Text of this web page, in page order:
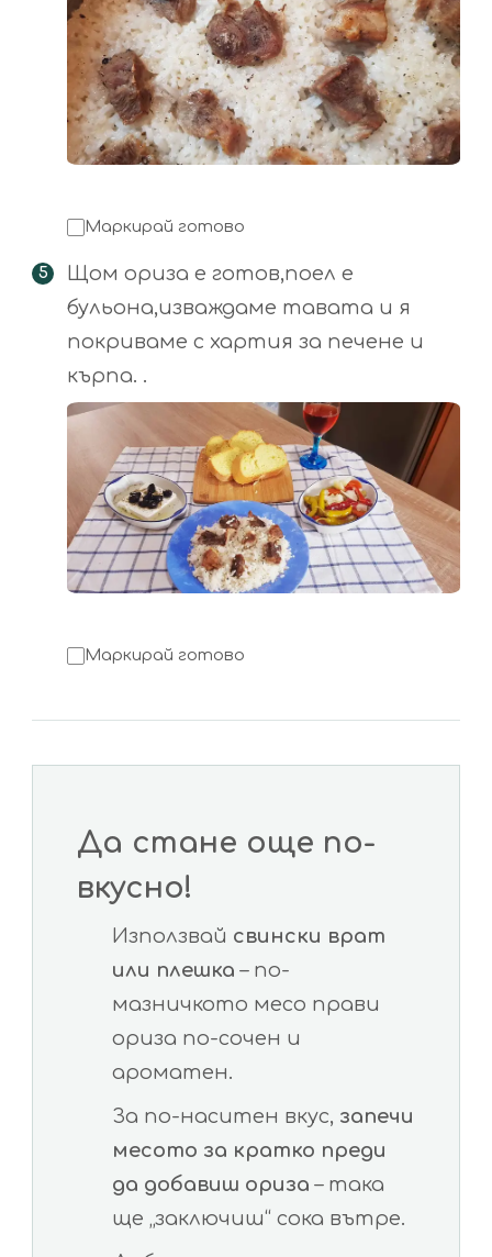
Маркирай готово
Щом ориза е готов,поел е
бульона,изваждаме тавата и я
покриваме с хартия за печене и
кърпа. .
Маркирай готово
Да стане още по-
вкусно!
Използвай свински врат
или плешка – по-
мазничкото месо прави
ориза по-сочен и
ароматен.
За по-наситен вкус, запечи
месото за кратко преди
да добавиш ориза – така
ще „заключиш“ сока вътре.